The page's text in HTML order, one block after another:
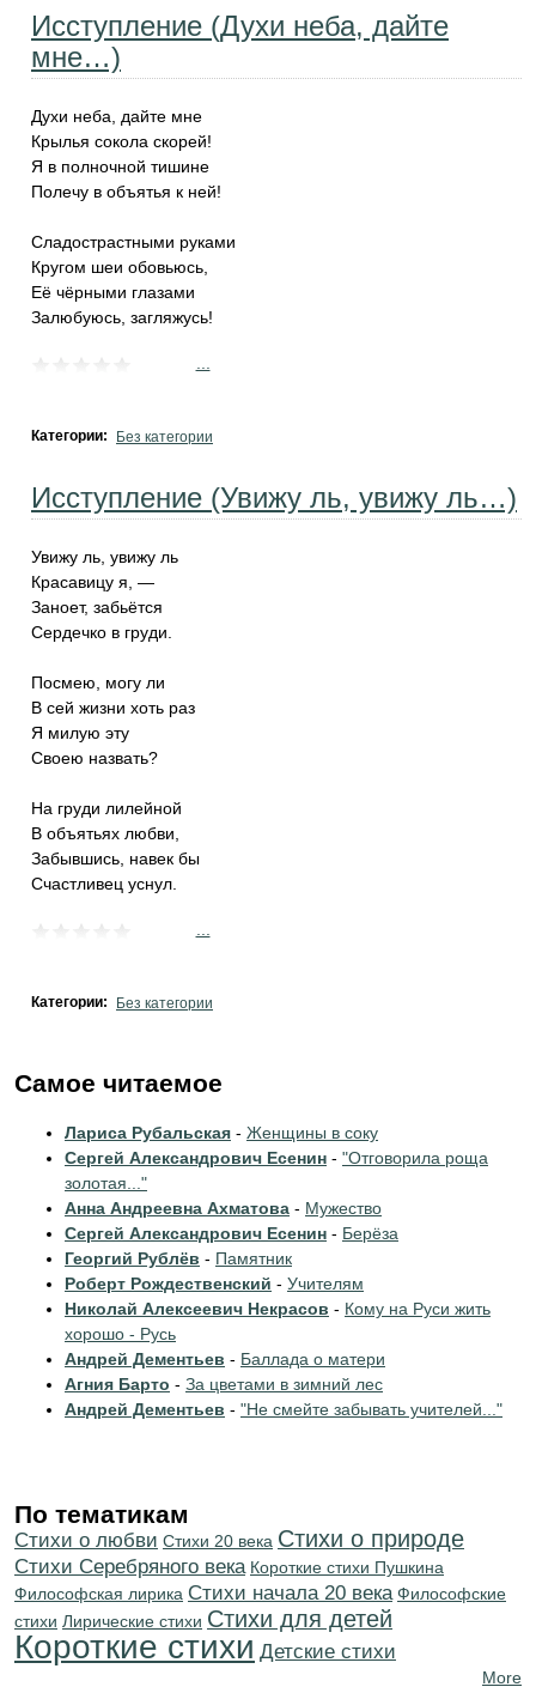
Исступление (Духи неба, дайте
мне…)
Духи неба, дайте мне
Крылья сокола скорей!
Я в полночной тишине
Полечу в объятья к ней!
Сладострастными руками
Кругом шеи обовьюсь,
Её чёрными глазами
Залюбуюсь, загляжусь!
Категории: Без категории
Исступление (Увижу ль, увижу ль…)
Увижу ль, увижу ль
Красавицу я, —
Заноет, забьётся
Сердечко в груди.
Посмею, могу ли
В сей жизни хоть раз
Я милую эту
Своею назвать?
На груди лилейной
В объятьях любви,
Забывшись, навек бы
Счастливец уснул.
Категории: Без категории
Самое читаемое
Лариса Рубальская - Женщины в соку
Сергей Александрович Есенин - "Отговорила роща
золотая..."
Анна Андреевна Ахматова - Мужество
Сергей Александрович Есенин - Берёза
Георгий Рублёв - Памятник
Роберт Рождественский - Учителям
Николай Алексеевич Некрасов - Кому на Руси жить
хорошо - Русь
Андрей Дементьев - Баллада о матери
Агния Барто - За цветами в зимний лес
Андрей Дементьев - "Не смейте забывать учителей..."
По тематикам
Стихи о любви Стихи 20 века Стихи о природе
Cтихи Серебряного века Короткие стихи Пушкина
Философская лирика Cтихи начала 20 века Философские
стихи Лирические стихи Стихи для детей
Короткие стихи Детские стихи
More